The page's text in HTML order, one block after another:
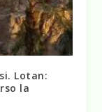
Lotan:
la